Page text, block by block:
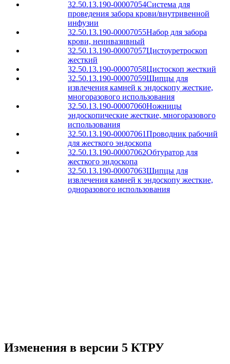
32.50.13.190-00007054Система для
проведения забора крови/внутривенной
инфузии
32.50.13.190-00007055Набор для забора
крови, неинвазивный
32.50.13.190-00007057Цистоуретроскоп
жесткий
32.50.13.190-00007058Цистоскоп жесткий
32.50.13.190-00007059Щипцы для
извлечения камней к эндоскопу жесткие,
многоразового использования
32.50.13.190-00007060Ножницы
эндоскопические жесткие, многоразового
использования
32.50.13.190-00007061Проводник рабочий
для жесткого эндоскопа
32.50.13.190-00007062Обтуратор для
жесткого эндоскопа
32.50.13.190-00007063Щипцы для
извлечения камней к эндоскопу жесткие,
одноразового использования
Изменения в версии 5 КТРУ